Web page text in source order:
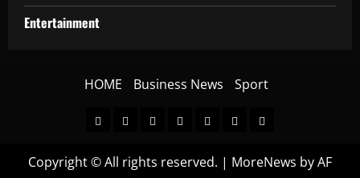
Entertainment
HOME Business News Sport
HOMEBeritahot
BusinessKesehatan
SportEntertainment
Copyright © All rights reserved. | MoreNews by AF